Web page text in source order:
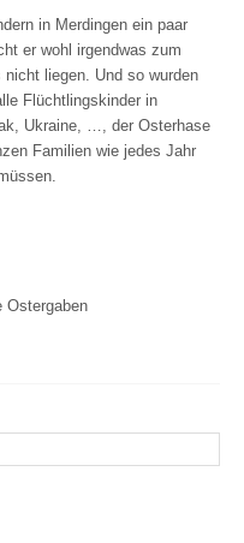
in Merdingen ein paar
er wohl irgendwas zum
liegen. Und so wurden
Flüchtlingskinder in
Ukraine, …, der Osterhase
Familien wie jedes Jahr
Ostergaben